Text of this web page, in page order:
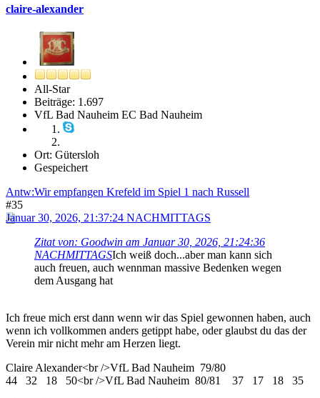
claire-alexander
All-Star
Beiträge: 1.697
VfL Bad Nauheim EC Bad Nauheim
Ort: Gütersloh
Gespeichert
Antw:Wir empfangen Krefeld im Spiel 1 nach Russell
#35
Januar 30, 2026, 21:37:24 NACHMITTAGS
Zitat von: Goodwin am Januar 30, 2026, 21:24:36
NACHMITTAGSIch weiß doch...aber man kann sich
auch freuen, auch wennman massive Bedenken wegen
dem Ausgang hat
Ich freue mich erst dann wenn wir das Spiel gewonnen haben, auch
wenn ich vollkommen anders getippt habe, oder glaubst du das der
Verein mir nicht mehr am Herzen liegt.
Claire Alexander<br />VfL Bad Nauheim 79/80
44 32 18 50<br />VfL Bad Nauheim 80/81 37 17 18 35